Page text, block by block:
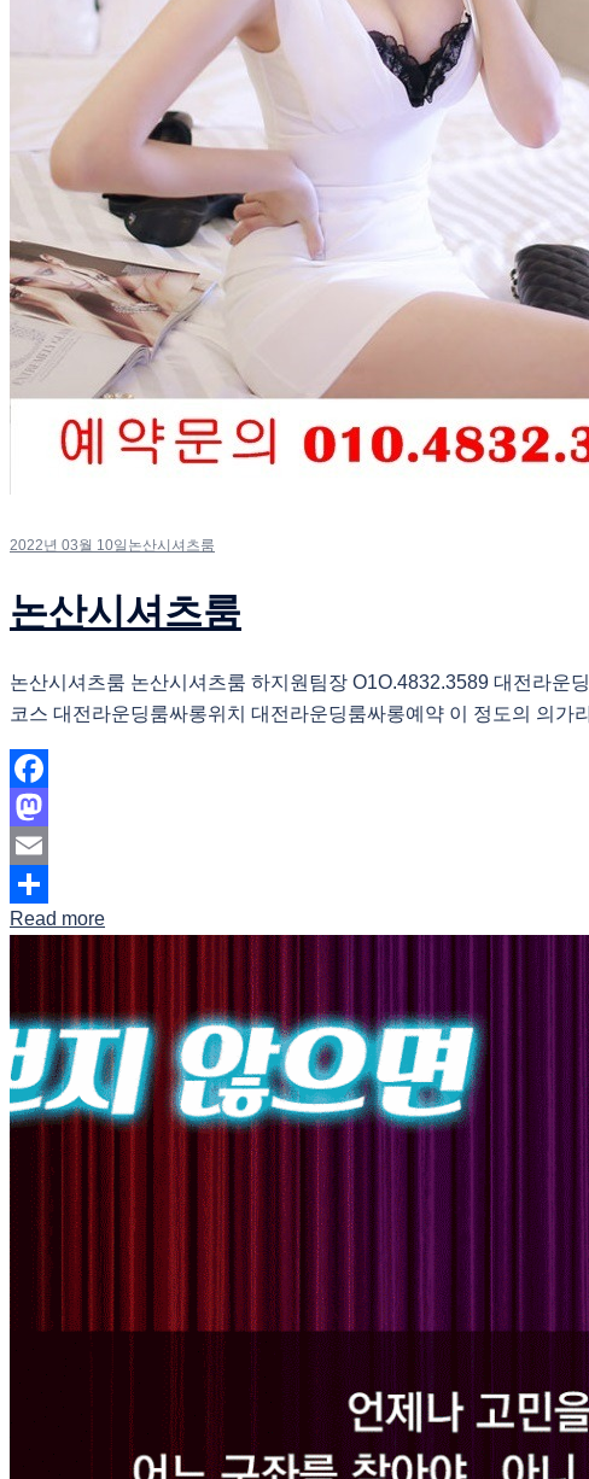
2022년 03월 10일 논산시셔츠룸
논산시셔츠룸
논산시셔츠룸 논산시셔츠룸 하지원팀장 O1O.4832.3589 대전라
코스 대전라운딩룸싸롱위치 대전라운딩룸싸롱예약 이 정도의 의
Facebook
Mastodon
Email
Share
Read more